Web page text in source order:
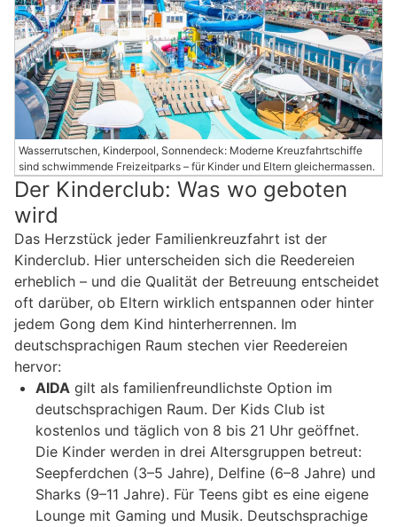
Wasserrutschen, Kinderpool, Sonnendeck: Moderne Kreuzfahrtschiffe
sind schwimmende Freizeitparks – für Kinder und Eltern gleichermassen.
Der Kinderclub: Was wo geboten
wird
Das Herzstück jeder Familienkreuzfahrt ist der
Kinderclub. Hier unterscheiden sich die Reedereien
erheblich – und die Qualität der Betreuung entscheidet
oft darüber, ob Eltern wirklich entspannen oder hinter
jedem Gong dem Kind hinterherrennen. Im
deutschsprachigen Raum stechen vier Reedereien
hervor:
AIDA gilt als familienfreundlichste Option im
deutschsprachigen Raum. Der Kids Club ist
kostenlos und täglich von 8 bis 21 Uhr geöffnet.
Die Kinder werden in drei Altersgruppen betreut:
Seepferdchen (3–5 Jahre), Delfine (6–8 Jahre) und
Sharks (9–11 Jahre). Für Teens gibt es eine eigene
Lounge mit Gaming und Musik. Deutschsprachige